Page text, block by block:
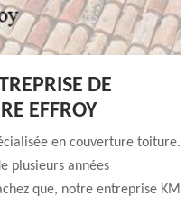
DE
EFFROY
en couverture toiture.
plusieurs années
que, notre entreprise KM